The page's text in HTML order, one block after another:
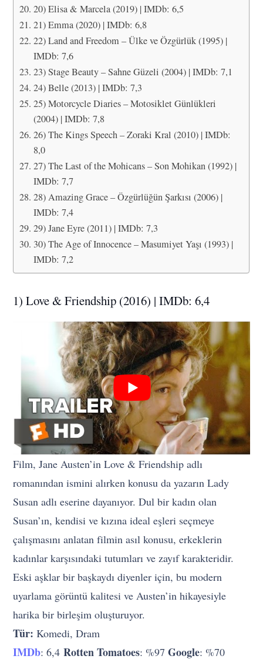
20) Elisa & Marcela (2019) | IMDb: 6,5
21) Emma (2020) | IMDb: 6,8
22) Land and Freedom – Ülke ve Özgürlük (1995) |
IMDb: 7,6
23) Stage Beauty – Sahne Güzeli (2004) | IMDb: 7,1
24) Belle (2013) | IMDb: 7,3
25) Motorcycle Diaries – Motosiklet Günlükleri
(2004) | IMDb: 7,8
26) The Kings Speech – Zoraki Kral (2010) | IMDb:
8,0
27) The Last of the Mohicans – Son Mohikan (1992) |
IMDb: 7,7
28) Amazing Grace – Özgürlüğün Şarkısı (2006) |
IMDb: 7,4
29) Jane Eyre (2011) | IMDb: 7,3
30) The Age of Innocence – Masumiyet Yaşı (1993) |
IMDb: 7,2
1) Love & Friendship (2016) | IMDb: 6,4
Film, Jane Austen’in Love & Friendship adlı
romanından ismini alırken konusu da yazarın Lady
Susan adlı eserine dayanıyor. Dul bir kadın olan
Susan’ın, kendisi ve kızına ideal eşleri seçmeye
çalışmasını anlatan filmin asıl konusu, erkeklerin
kadınlar karşısındaki tutumları ve zayıf karakteridir.
Eski aşklar bir başkaydı diyenler için, bu modern
uyarlama görüntü kalitesi ve Austen’in hikayesiyle
harika bir birleşim oluşturuyor.
Tür: Komedi, Dram
IMDb: 6,4Rotten Tomatoes: %97Google: %70